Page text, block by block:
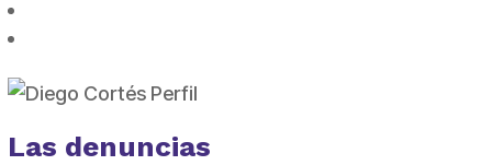
Las denuncias